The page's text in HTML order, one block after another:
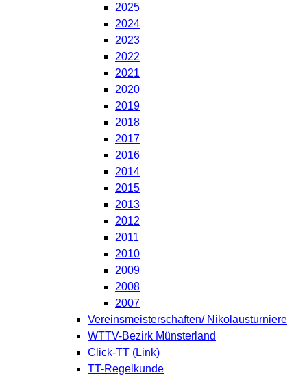
2025
2024
2023
2022
2021
2020
2019
2018
2017
2016
2014
2015
2013
2012
2011
2010
2009
2008
2007
Vereinsmeisterschaften/ Nikolausturniere
WTTV-Bezirk Münsterland
Click-TT (Link)
TT-Regelkunde